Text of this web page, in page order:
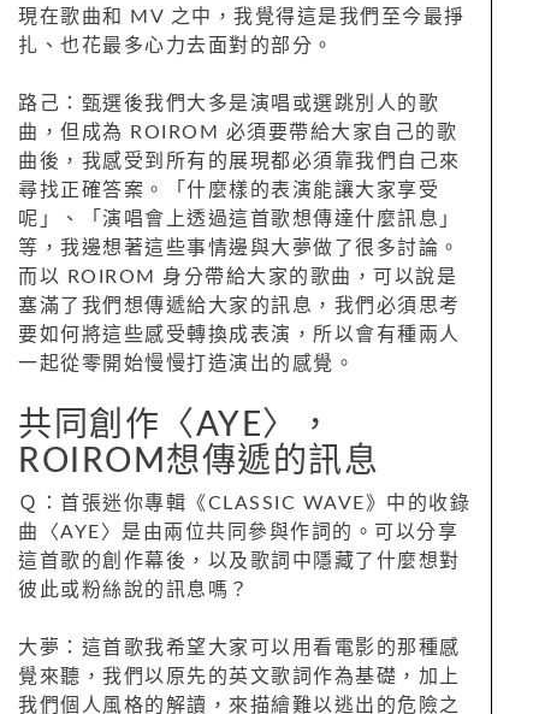
現在歌曲和 MV 之中，我覺得這是我們至今最掙
扎、也花最多心力去面對的部分。
路己：甄選後我們大多是演唱或選跳別人的歌
曲，但成為 ROIROM 必須要帶給大家自己的歌
曲後，我感受到所有的展現都必須靠我們自己來
尋找正確答案。「什麼樣的表演能讓大家享受
呢」、「演唱會上透過這首歌想傳達什麼訊息」
等，我邊想著這些事情邊與大夢做了很多討論。
而以 ROIROM 身分帶給大家的歌曲，可以說是
塞滿了我們想傳遞給大家的訊息，我們必須思考
要如何將這些感受轉換成表演，所以會有種兩人
一起從零開始慢慢打造演出的感覺。
共同創作〈AYE〉，
ROIROM想傳遞的訊息
Ｑ：首張迷你專輯《CLASSIC WAVE》中的收錄
曲〈AYE〉是由兩位共同參與作詞的。可以分享
這首歌的創作幕後，以及歌詞中隱藏了什麼想對
彼此或粉絲說的訊息嗎？
大夢：這首歌我希望大家可以用看電影的那種感
覺來聽，我們以原先的英文歌詞作為基礎，加上
我們個人風格的解讀，來描繪難以逃出的危險之